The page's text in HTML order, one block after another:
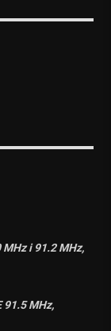
MHz i 91.2 MHz,
91.5 MHz,